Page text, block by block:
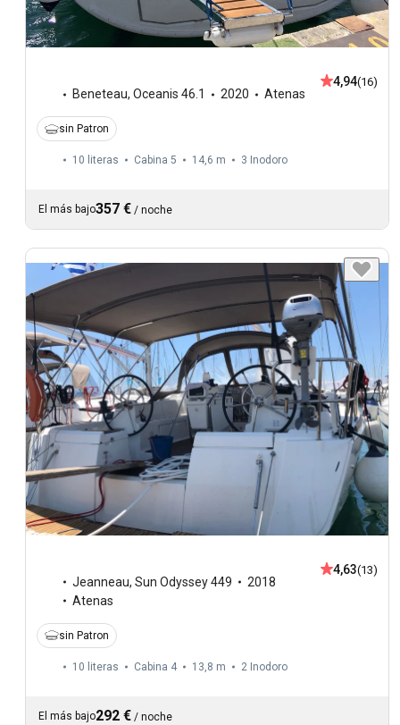
Beneteau, Oceanis 46.1 2020 Atenas
4,94(16)
sin Patron
10 literas Cabina 5 14,6 m 3 Inodoro
El más bajo357 € / noche
Jeanneau, Sun Odyssey 449
2018
Atenas
4,63(13)
sin Patron
10 literas Cabina 4 13,8 m 2 Inodoro
El más bajo292 € / noche